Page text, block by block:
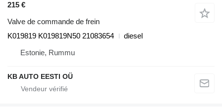
215 €
Valve de commande de frein
K019819 K019819N50 21083654
diesel
Estonie, Rummu
KB AUTO EESTI OÜ